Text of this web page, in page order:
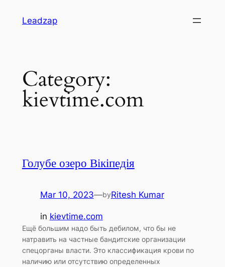
Leadzap
Category:
kievtime.com
Голубе озеро Вікіпедія
Mar 10, 2023—byRitesh Kumar
in kievtime.com
Ещё большим надо быть дебилом, что бы не
натравить на частные бандитские организации
спецорганы власти. Это классификация крови по
наличию или отсутствию определенных